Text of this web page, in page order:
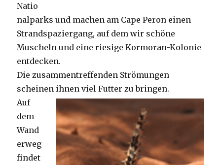
Natio
nalparks und machen am Cape Peron einen
Strandspaziergang, auf dem wir schöne
Muscheln und eine riesige Kormoran-Kolonie
entdecken.
Die zusammentreffenden Strömungen
scheinen ihnen viel Futter zu bringen.
Auf
dem
Wand
erweg
findet